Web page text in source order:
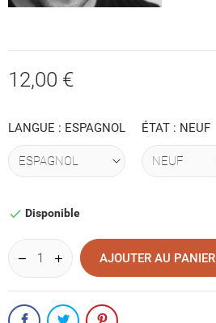
12,00 €
LANGUE : ESPAGNOL ÉTAT : NEUF
 Disponible
AJOUTER AU PANIER